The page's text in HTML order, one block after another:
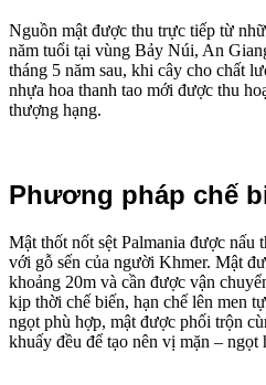
Nguồn mật được thu trực tiếp từ
năm tuổi tại vùng Bảy Núi, An
tháng 5 năm sau, khi cây cho chất
nhựa hoa thanh tao mới được thu
thượng hạng.
Phương pháp chế
Mật thốt nốt sệt Palmania được nấu
với gỗ sến của người Khmer. Mật
khoảng 20m và cần được vận
kịp thời chế biến, hạn chế lên men
ngọt phù hợp, mật được phối trộn
khuấy đều để tạo nên vị mặn – ngọt